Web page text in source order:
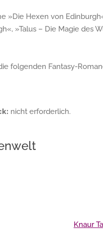
»Die Hexen von
»Talus – Die Magie des
folgenden Fantasy-
nicht erforderlich.
Knaur